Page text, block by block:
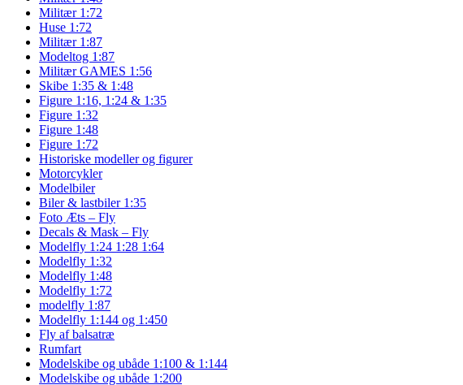
Militær 1:72
Huse 1:72
Militær 1:87
Modeltog 1:87
Militær GAMES 1:56
Skibe 1:35 & 1:48
Figure 1:16, 1:24 & 1:35
Figure 1:32
Figure 1:48
Figure 1:72
Historiske modeller og figurer
Motorcykler
Modelbiler
Biler & lastbiler 1:35
Foto Æts – Fly
Decals & Mask – Fly
Modelfly 1:24 1:28 1:64
Modelfly 1:32
Modelfly 1:48
Modelfly 1:72
modelfly 1:87
Modelfly 1:144 og 1:450
Fly af balsatræ
Rumfart
Modelskibe og ubåde 1:100 & 1:144
Modelskibe og ubåde 1:200